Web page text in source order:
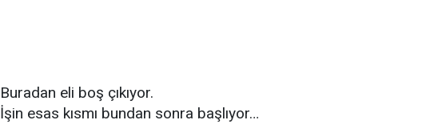
Buradan eli boş çıkıyor.
İşin esas kısmı bundan sonra başlıyor…